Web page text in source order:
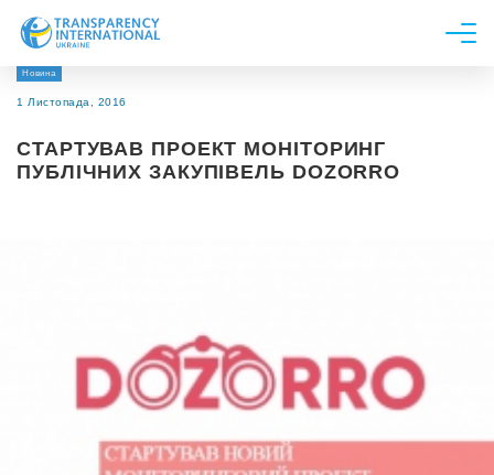
Про нас
Дослідження
Новина
1 Листопада, 2016
СТАРТУВАВ ПРОЕКТ МОНІТОРИНГ
ПУБЛІЧНИХ ЗАКУПІВЕЛЬ DOZORRO